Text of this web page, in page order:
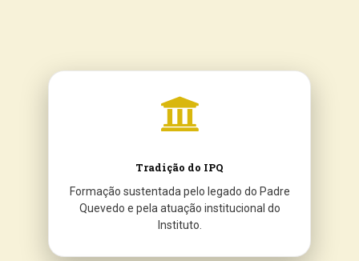
Tradição do IPQ
Formação sustentada pelo legado do Padre
Quevedo e pela atuação institucional do
Instituto.